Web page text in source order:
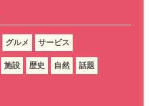
グルメ サービス
施設 歴史 自然 話題